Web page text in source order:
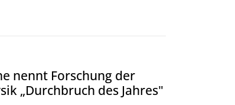
nennt Forschung der
„Durchbruch des Jahres"